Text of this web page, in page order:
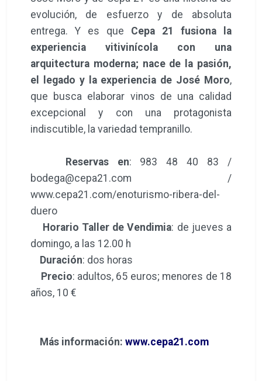
evolución, de esfuerzo y de absoluta
entrega. Y es que Cepa 21 fusiona la
experiencia vitivinícola con una
arquitectura moderna; nace de la pasión,
el legado y la experiencia de José Moro,
que busca elaborar vinos de una calidad
excepcional y con una protagonista
indiscutible, la variedad tempranillo.
Reservas en: 983 48 40 83 /
bodega@cepa21.com /
www.cepa21.com/enoturismo-ribera-del-
duero
Horario Taller de Vendimia: de jueves a
domingo, a las 12.00 h
Duración: dos horas
Precio: adultos, 65 euros; menores de 18
años, 10 €
Más información: www.cepa21.com